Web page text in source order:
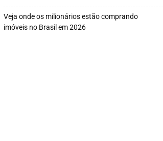
Veja onde os milionários estão comprando
imóveis no Brasil em 2026